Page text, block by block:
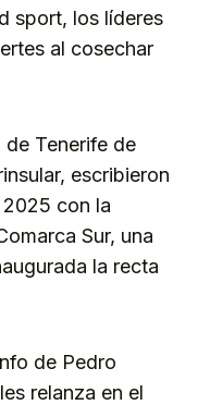
sport, los líderes
al cosechar
de Tenerife de
escribieron
con la
Sur, una
la recta
de Pedro
relanza en el